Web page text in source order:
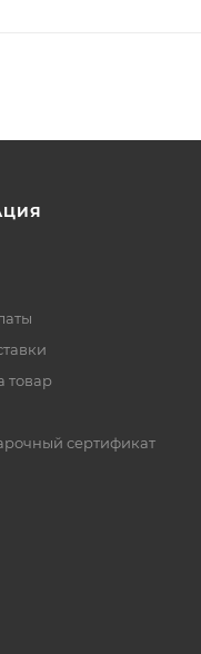
товар
сертификат